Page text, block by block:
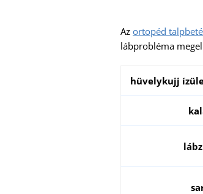
Az ortopéd
lábprobléma
hüvelykujj